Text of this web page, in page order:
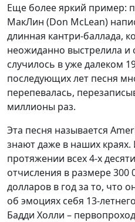
Еще более яркий пример:
МакЛин (Don McLean)
длинная кантри-баллада,
неожиданно выстрелила и
случилось в уже далеком
последующих лет песня
перепевалась,
миллионы раз.
Эта песня называется
знают даже в наших
протяжении всех 4-х
отчисления в размере 300
долларов в год за то, что
об эмоциях себя 13-
Бадди Холли –